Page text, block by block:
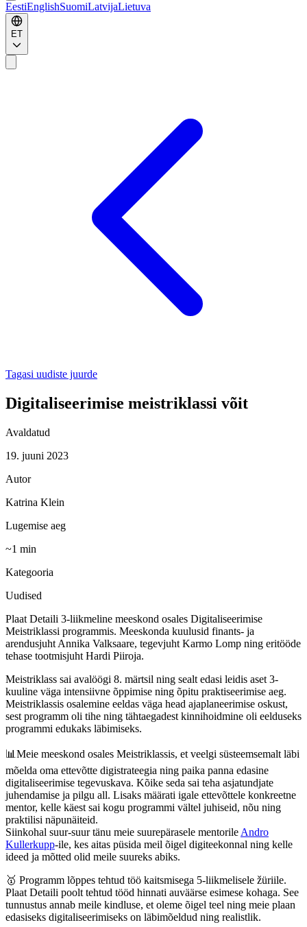
EestiEnglishSuomiLatvijaLietuva
ET
Tagasi uudiste juurde
Digitaliseerimise meistriklassi võit
Avaldatud
19. juuni 2023
Autor
Katrina Klein
Lugemise aeg
~1 min
Kategooria
Uudised
Plaat Detaili 3-liikmeline meeskond osales Digitaliseerimise
Meistriklassi programmis. Meeskonda kuulusid finants- ja
arendusjuht Annika Valksaare, tegevjuht Karmo Lomp ning eritööde
tehase tootmisjuht Hardi Piiroja.
Meistriklass sai avalöögi 8. märtsil ning sealt edasi leidis aset 3-
kuuline väga intensiivne õppimise ning õpitu praktiseerimise aeg.
Meistriklassis osalemine eeldas väga head ajaplaneerimise oskust,
sest programm oli tihe ning tähtaegadest kinnihoidmine oli eelduseks
programmi edukaks läbimiseks.
📊Meie meeskond osales Meistriklassis, et veelgi süsteemsemalt läbi
mõelda oma ettevõtte digistrateegia ning paika panna edasine
digitaliseerimise tegevuskava. Kõike seda sai teha asjatundjate
juhendamise ja pilgu all. Lisaks määrati igale ettevõttele konkreetne
mentor, kelle käest sai kogu programmi vältel juhiseid, nõu ning
praktilisi näpunäiteid.
Siinkohal suur-suur tänu meie suurepärasele mentorile Andro
Kullerkupp-ile, kes aitas püsida meil õigel digiteekonnal ning kelle
ideed ja mõtted olid meile suureks abiks.
🥇 Programm lõppes tehtud töö kaitsmisega 5-liikmelisele žüriile.
Plaat Detaili poolt tehtud tööd hinnati auväärse esimese kohaga. See
tunnustus annab meile kindluse, et oleme õigel teel ning meie plaan
edasiseks digitaliseerimiseks on läbimõeldud ning realistlik.